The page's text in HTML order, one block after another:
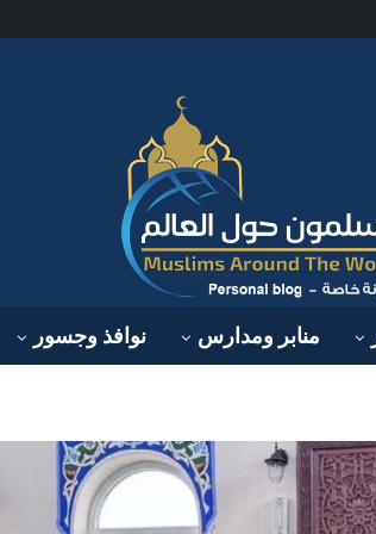
منابر ومدارس نوافذ وجسور